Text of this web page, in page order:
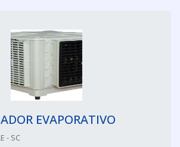
EVAPORATIVO
- SC